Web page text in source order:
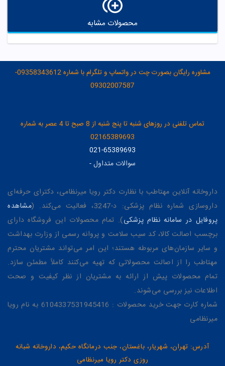
محصولات مشابه
مشاوره رایگان بصورت چت در واتساپ و تلگرام با شماره 09358343612-
09302007587
تماس تلفنی در روزهای شنبه تا پنج شنبه از 8 صبح تا 4 عصر به شماره
02165389693
021-65389693
سوالات متداول-
داروخانه آنلاین مهتاطب با نظارت دکتر رویا میرنظامی، دکترای حرفه‌ای
داروسازی شماره نظام پزشکی: د-3247، فعالیت می‌کند. (
مشاهده
پروفایل در سامانه نظام پزشکی). تمام محصولات این فروشگاه دارای
برچسب اصالت کالا، کد سیب سلامت و پروانه رسمی از وزارت بهداشت
و سایر سازمان‌های مربوطه هستند؛ این امر می‌تواند مشتریان محترم
مهتاطب را از اصالت محصولاتی که تهیه می‌کنند کاملاً مطمئن سازد.
تمام محصولات پیش از ارائه به مشتریان از نظر کیفیت و صحت
اطلاعات نیز بررسی می‌شوند.
شماره کارت جهت خرید محصولات : 6104337531945416 به نام رویا
میرنظامی
آدرس: تهران، شهریار، باغستان، جنب درمانگاه حکیم، داروخانه شبانه
روزی دکتر رویا میرنظامی